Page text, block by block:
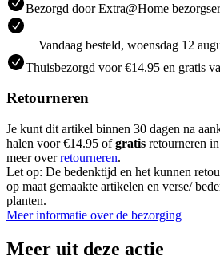
Bezorgd door Extra@Home
Vandaag besteld, woensdag 12
Thuisbezorgd voor €14.95 en gratis
Retourneren
Je kunt dit artikel binnen 30 dagen na
halen voor €14.95 ofgratis retourneren
meer overretourneren.
Let op: De bedenktijd en het kunnen
op maat gemaakte artikelen en verse/
planten.
Meer informatie over de bezorging
Meer uit deze actie